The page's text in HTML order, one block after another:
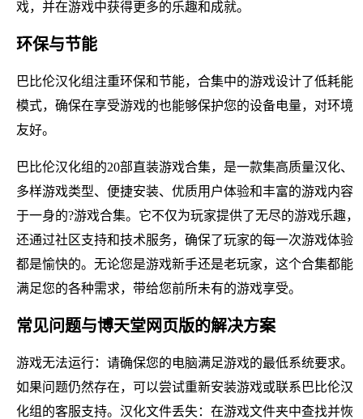
戏，并在游戏中获得更多的乐趣和成就。
环保与节能
巴比伦汉化组注重环保和节能，合集中的游戏设计了低耗能
模式，确保在享受游戏的也能够保护您的设备电量，对环境
友好。
巴比伦汉化组的20部直装游戏合集，是一款集高质量汉化、
多样游戏类型、便捷安装、优质用户体验和丰富的游戏内容
于一身的?游戏合集。它不仅为玩家提供了无尽的游戏乐趣，
还通过社区支持和技术服务，确保了玩家的每一次游戏体验
都是愉快的。无论您是游戏新手还是老玩家，这个合集都能
满足您的各种需求，带给您前所未有的游戏享受。
常见问题与博天堂网页版的解决方案
游戏无法运行：请确保您的电脑满足游戏的最低系统要求。
如果问题仍然存在，可以尝试重新安装游戏或联系巴比伦汉
化组的客服支持。汉化文件丢失：在游戏文件夹中查找并恢